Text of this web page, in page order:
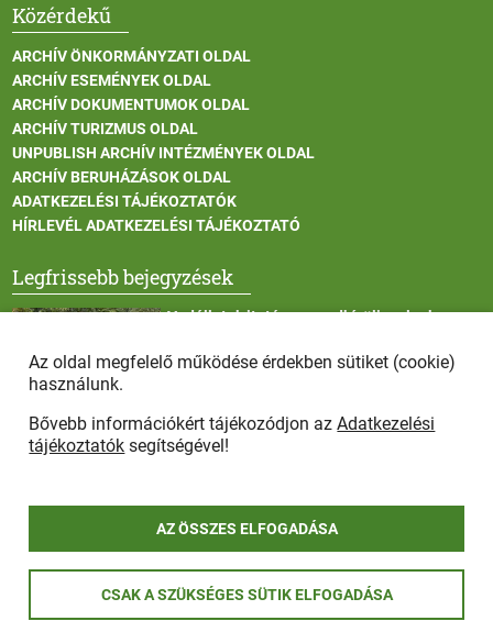
Közérdekű
ARCHÍV ÖNKORMÁNYZATI OLDAL
ARCHÍV ESEMÉNYEK OLDAL
ARCHÍV DOKUMENTUMOK OLDAL
ARCHÍV TURIZMUS OLDAL
UNPUBLISH ARCHÍV INTÉZMÉNYEK OLDAL
ARCHÍV BERUHÁZÁSOK OLDAL
ADATKEZELÉSI TÁJÉKOZTATÓK
HÍRLEVÉL ADATKEZELÉSI TÁJÉKOZTATÓ
Legfrissebb bejegyzések
Vadállatok itatása a rendkívüli melegben
Afrikai sertéspestis - kérések a lakosság felé
jog fenntartva
Az oldal megfelelő működése érdekben sütiket (cookie)
használunk.
Bővebb információkért tájékozódjon azAdatkezelési
tájékoztatók segítségével!
AZ ÖSSZES ELFOGADÁSA
CSAK A SZÜKSÉGES SÜTIK ELFOGADÁSA